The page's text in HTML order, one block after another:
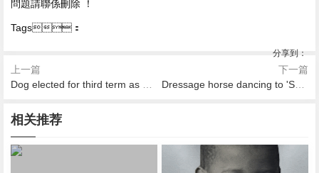
問題請聯係刪除 ！
Tags：
分享到：
上一篇
下一篇
相关推荐